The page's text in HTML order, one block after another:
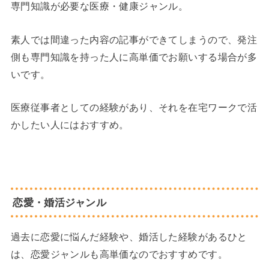
専門知識が必要な医療・健康ジャンル。
素人では間違った内容の記事ができてしまうので、発注
側も専門知識を持った人に高単価でお願いする場合が多
いです。
医療従事者としての経験があり、それを在宅ワークで活
かしたい人にはおすすめ。
恋愛・婚活ジャンル
過去に恋愛に悩んだ経験や、婚活した経験があるひと
は、恋愛ジャンルも高単価なのでおすすめです。